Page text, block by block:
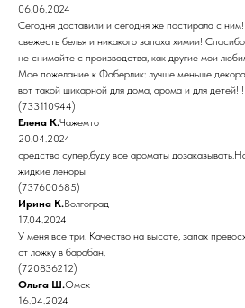
06.06.2024
Сегодня доставили и сегодня же постирала с
свежесть белья и никакого запаха химии!
не снимайте с производства, как другие мои
Мое пожелание к Фаберлик: лучше меньше
вот такой шикарной для дома, арома и для
(733110944)
Елена К.Чажемто
20.04.2024
средство супер,буду все ароматы
жидкие леноры
(737600685)
Ирина К.Волгоград
17.04.2024
У меня все три. Качество на высоте, запах
ст ложку в барабан.
(720836212)
Ольга Ш.Омск
16.04.2024